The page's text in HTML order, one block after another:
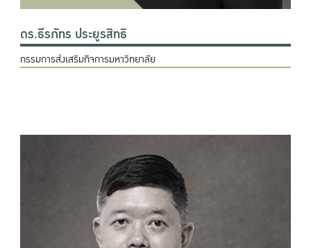
ดร.ธีรภัทร ประยูรสิทธิ
กรรมการส่งเสริมกิจการมหาวิทยาลัย